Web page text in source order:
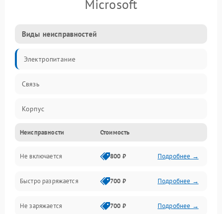
Microsoft
Виды неисправностей
Электропитание
Связь
Корпус
Органы управления
Неисправности Стоимость
Не включается 800 ₽ Подробнее →
Быстро разряжается 700 ₽ Подробнее →
Не заряжается 700 ₽ Подробнее →